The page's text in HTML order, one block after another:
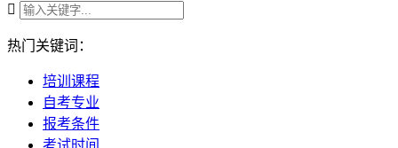

热门关键词：
培训课程
自考专业
报考条件
考试时间